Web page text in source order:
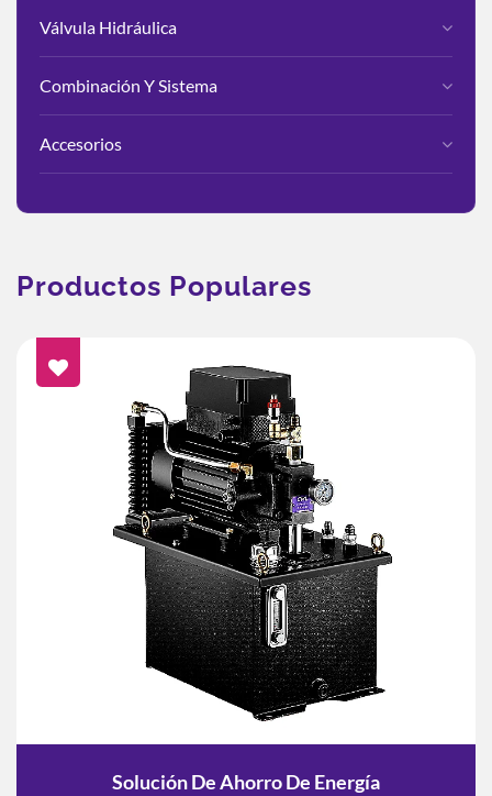
Válvula Hidráulica
Combinación Y Sistema
Accesorios
Productos Populares
Solución De Ahorro De Energía